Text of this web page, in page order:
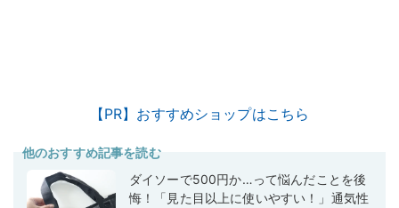
【PR】おすすめショップはこちら
他のおすすめ記事を読む
ダイソーで500円か…って悩んだことを後
悔！「見た目以上に使いやすい！」通気性